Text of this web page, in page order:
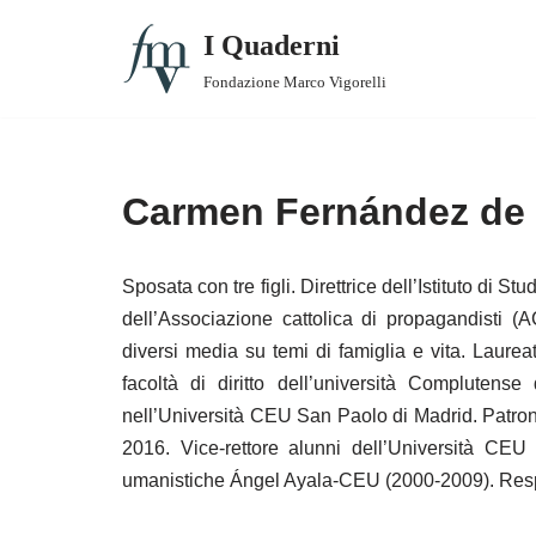
I Quaderni
Fondazione Marco Vigorelli
3. Supplemento – CFR: un approccio relazionale
4. Madri che conciliano
5. Tempi di vita e di lavoro
6. Comunità che conciliano
Carmen Fernández
Sposata con tre figli. Direttrice dell’Istituto di
dell’Associazione cattolica di propagandisti
diversi media su temi di famiglia e vita.
facoltà di diritto dell’università
nell’Università CEU San Paolo di Madrid.
2016. Vice-rettore alunni dell’Università
umanistiche Ángel Ayala-CEU (2000-2009).